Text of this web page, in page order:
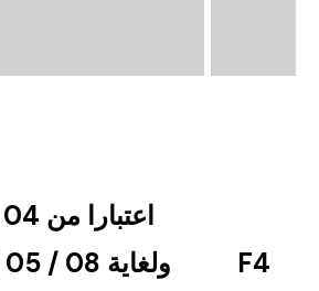
F4
اعتبارا من 04